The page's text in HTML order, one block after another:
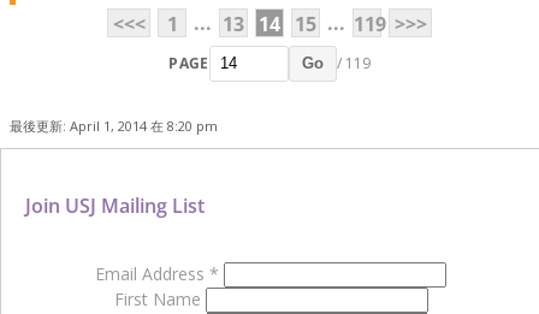
<<<
1 ... 13 14 15 ... 119 >>>
PAGE Go / 119
最後更新: April 1, 2014 在 8:20 pm
Join USJ Mailing List
Email Address *
First Name